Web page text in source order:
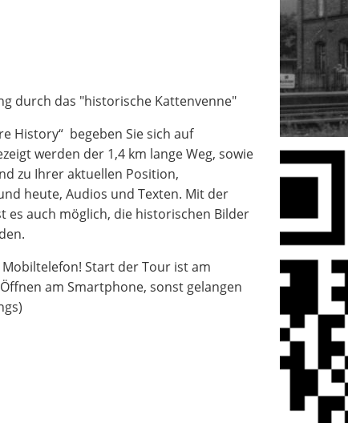
durch das "historische Kattenvenne"
History“ begeben Sie sich auf
werden der 1,4 km lange Weg, sowie
zu Ihrer aktuellen Position,
heute, Audios und Texten. Mit der
es auch möglich, die historischen Bilder
Start der Tour ist am
am Smartphone, sonst gelangen